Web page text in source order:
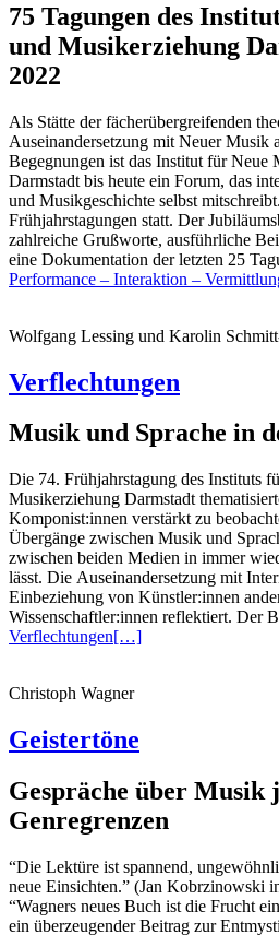
75 Tagungen des
und Musikerziehung
2022
Als Stätte der fächerübergreifenden
Auseinandersetzung mit Neuer Musik
Begegnungen ist das Institut für
Darmstadt bis heute ein Forum, das
und Musikgeschichte selbst
Frühjahrstagungen statt. Der
zahlreiche Grußworte, ausführliche
eine Dokumentation der letzten 25
Performance – Interaktion –
Wolfgang Lessing und Karolin
Verflechtungen
Musik und Sprache in
Die 74. Frühjahrstagung des Instituts
Musikerziehung Darmstadt
Komponist:innen verstärkt zu
Übergänge zwischen Musik und
zwischen beiden Medien in immer
lässt. Die Auseinandersetzung mit
Einbeziehung von Künstler:innen
Wissenschaftler:innen reflektiert. Der
Verflechtungen[…]
Christoph Wagner
Geistertöne
Gespräche über Musik
Genregrenzen
“Die Lektüre ist spannend,
neue Einsichten.” (Jan
“Wagners neues Buch ist die Frucht
ein überzeugender Beitrag zur